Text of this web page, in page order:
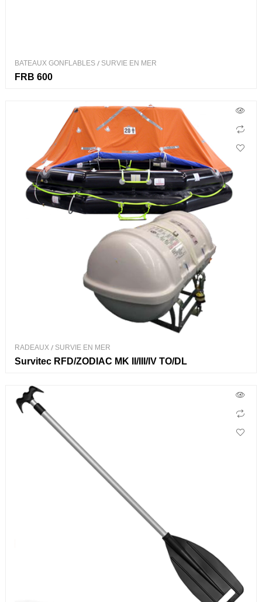
BATEAUX GONFLABLES/ SURVIE EN MER
FRB 600
RADEAUX/ SURVIE EN MER
Survitec RFD/ZODIAC MK II/III/IV TO/DL